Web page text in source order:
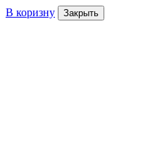
В коризну Закрыть